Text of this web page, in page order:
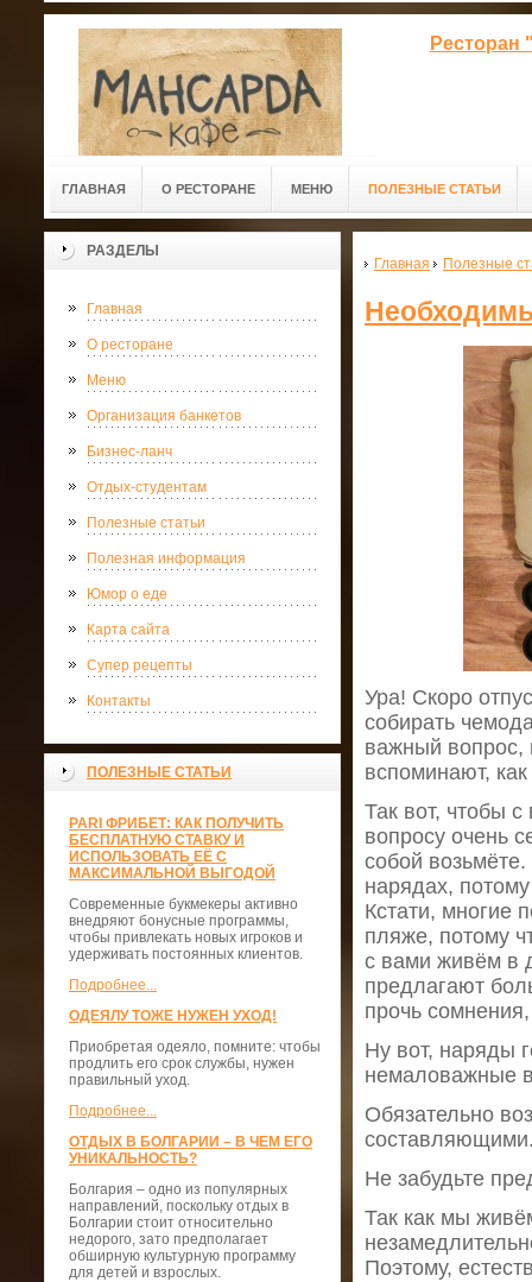
Ресторан
ГЛАВНАЯ О РЕСТОРАНЕ МЕНЮ ПОЛЕЗНЫЕ СТАТЬИ
РАЗДЕЛЫ
Главная
О ресторане
Меню
Организация банкетов
Бизнес-ланч
Отдых-студентам
Полезные статьи
Полезная информация
Юмор о еде
Карта сайта
Супер рецепты
Контакты
ПОЛЕЗНЫЕ СТАТЬИ
PARI ФРИБЕТ: КАК ПОЛУЧИТЬ
БЕСПЛАТНУЮ СТАВКУ И
ИСПОЛЬЗОВАТЬ ЕЁ С
МАКСИМАЛЬНОЙ ВЫГОДОЙ
Современные букмекеры активно
внедряют бонусные программы,
чтобы привлекать новых игроков и
удерживать постоянных клиентов.
Подробнее...
ОДЕЯЛУ ТОЖЕ НУЖЕН УХОД!
Приобретая одеяло, помните: чтобы
продлить его срок службы, нужен
правильный уход.
Подробнее...
ОТДЫХ В БОЛГАРИИ – В ЧЕМ ЕГО
УНИКАЛЬНОСТЬ?
Болгария – одно из популярных
направлений, поскольку отдых в
Болгарии стоит относительно
недорого, зато предполагает
обширную культурную программу
для детей и взрослых.
Главная Полезные
Ура! Скоро
собирать
важный вопрос,
вспоминают,
Так вот, чтобы
вопросу очень
собой
нарядах,
Кстати, многие
пляже, потому
с вами живём в
предлагают
прочь
Ну вот, наряды
немаловажные
Обязательно
Не забудьте
Так как мы
Поэтому,